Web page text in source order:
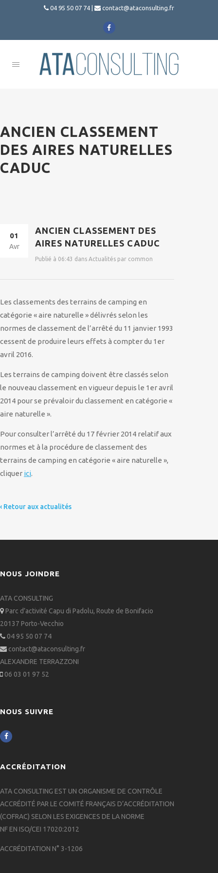
 04 95 50 07 74  contact@ataconsulting.fr

Ouvrir le menu
ANCIEN CLASSEMENT
DES AIRES NATURELLES
CADUC
01
Avr
ANCIEN CLASSEMENT DES
AIRES NATURELLES CADUC
Publié à 06:43 dans Actualités par common
Les classements des terrains de camping en
catégorie « aire naturelle » délivrés selon les
normes de classement de l’arrêté du 11 janvier 1993
cessent de produire leurs effets à compter du 1er
avril 2016.
Les terrains de camping doivent être classés selon
le nouveau classement en vigueur depuis le 1er avril
2014 pour se prévaloir du classement en catégorie «
aire naturelle ».
Pour consulter l’arrêté du 17 février 2014 relatif aux
normes et à la procédure de classement des
terrains de camping en catégorie « aire naturelle »,
cliquer ici.
‹ Retour aux actualités
NOUS JOINDRE
ATA CONSULTING
 Parc d’activité Capu di Padolu, Route de Bonifacio
20137 Porto-Vecchio
 04 95 50 07 74
 contact@ataconsulting.fr
ALEXANDRE TERRAZZONI
 06 03 01 97 52
NOUS SUIVRE

ACCRÉDITATION
ATA CONSULTING EST UN ORGANISME DE CONTRÔLE
ACCRÉDITÉ PAR LE COMITÉ FRANÇAIS D’ACCRÉDITATION
(COFRAC) SELON LES EXIGENCES DE LA NORME
NF EN ISO/CEI 17020:2012
ACCRÉDITATION N° 3-1206